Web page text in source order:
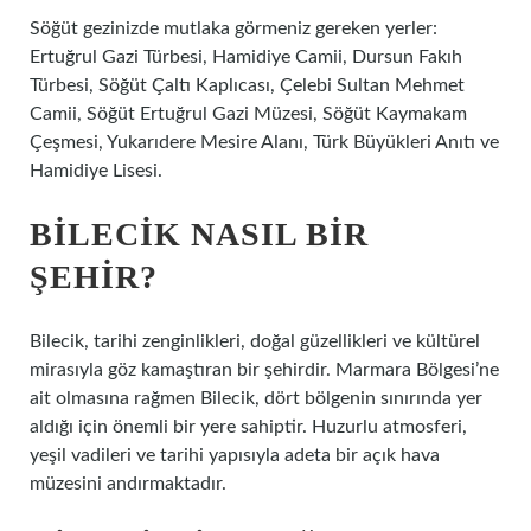
Söğüt gezinizde mutlaka görmeniz gereken yerler:
Ertuğrul Gazi Türbesi, Hamidiye Camii, Dursun Fakıh
Türbesi, Söğüt Çaltı Kaplıcası, Çelebi Sultan Mehmet
Camii, Söğüt Ertuğrul Gazi Müzesi, Söğüt Kaymakam
Çeşmesi, Yukarıdere Mesire Alanı, Türk Büyükleri Anıtı ve
Hamidiye Lisesi.
BILECIK NASIL BIR
ŞEHIR?
Bilecik, tarihi zenginlikleri, doğal güzellikleri ve kültürel
mirasıyla göz kamaştıran bir şehirdir. Marmara Bölgesi’ne
ait olmasına rağmen Bilecik, dört bölgenin sınırında yer
aldığı için önemli bir yere sahiptir. Huzurlu atmosferi,
yeşil vadileri ve tarihi yapısıyla adeta bir açık hava
müzesini andırmaktadır.